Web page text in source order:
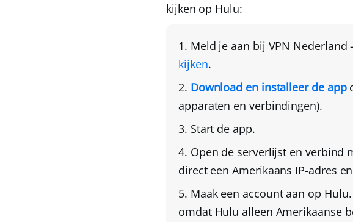
kijken op Hulu:
Meld je aan bij VPN Nederland
kijken.
Download en installeer de app
apparaten en verbindingen).
Start de app.
Open de serverlijst en verbind
direct een Amerikaans IP-adres
Maak een account aan op Hulu
omdat Hulu alleen Amerikaanse